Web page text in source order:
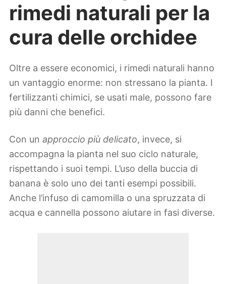
rimedi naturali per la
cura delle orchidee
Oltre a essere economici, i rimedi naturali hanno
un vantaggio enorme: non stressano la pianta. I
fertilizzanti chimici, se usati male, possono fare
più danni che benefici.
Con un approccio più delicato, invece, si
accompagna la pianta nel suo ciclo naturale,
rispettando i suoi tempi. L’uso della buccia di
banana è solo uno dei tanti esempi possibili.
Anche l’infuso di camomilla o una spruzzata di
acqua e cannella possono aiutare in fasi diverse.